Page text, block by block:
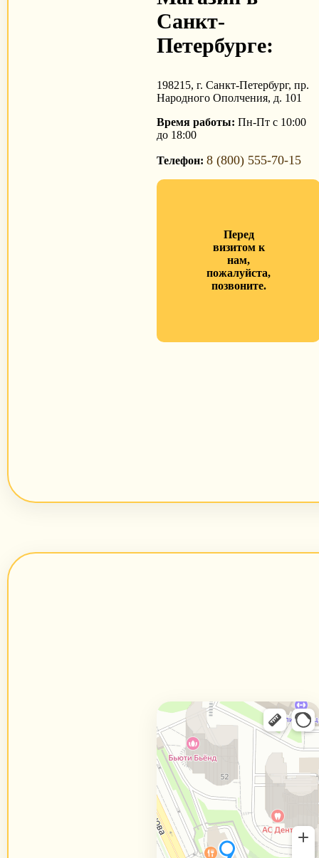
Санкт-
Петербурге:
198215, г. Санкт-Петербург, пр.
Народного Ополчения, д. 101
Время работы: Пн-Пт с 10:00
до 18:00
Телефон:8 (800) 555-70-15
Перед
визитом к
нам,
пожалуйста,
позвоните.